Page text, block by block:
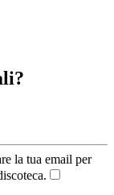
la tua email per